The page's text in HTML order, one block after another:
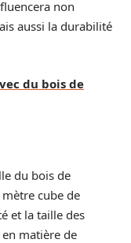
non
aussi la durabilité
du bois de
du bois de
cube de
et la taille des
matière de